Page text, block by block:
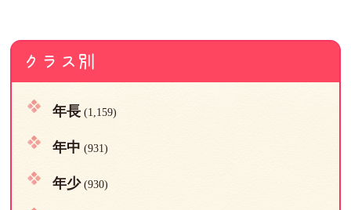
クラス別
年長(1,159)
年中 (931)
年少(930)